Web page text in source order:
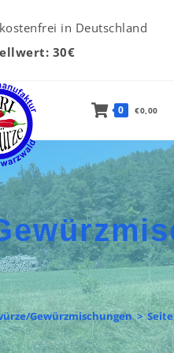
in Deutschland
30€
0 €0,00
Gewürzmischungen >